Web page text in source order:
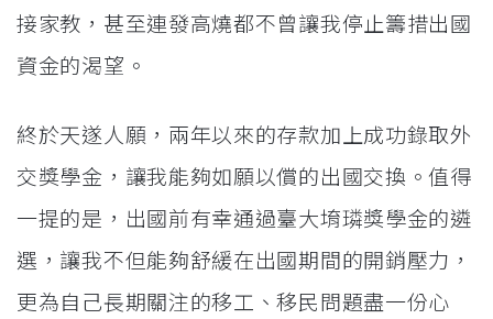
接家教，甚至連發高燒都不曾讓我停止籌措出國
資金的渴望。
終於天遂人願，兩年以來的存款加上成功錄取外
交獎學金，讓我能夠如願以償的出國交換。值得
一提的是，出國前有幸通過臺大堉璘獎學金的遴
選，讓我不但能夠舒緩在出國期間的開銷壓力，
更為自己長期關注的移工、移民問題盡一份心